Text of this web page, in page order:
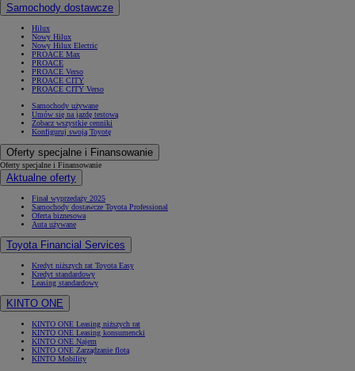
Samochody dostawcze
Hilux
Nowy Hilux
Nowy Hilux Electric
PROACE Max
PROACE
PROACE Verso
PROACE CITY
PROACE CITY Verso
Samochody używane
Umów się na jazdę testową
Zobacz wszystkie cenniki
Konfiguruj swoją Toyotę
Oferty specjalne i Finansowanie
Oferty specjalne i Finansowanie
Aktualne oferty
Finał wyprzedaży 2025
Samochody dostawcze Toyota Professional
Oferta biznesowa
Auta używane
Toyota Financial Services
Kredyt niższych rat Toyota Easy
Kredyt standardowy
Leasing standardowy
KINTO ONE
KINTO ONE Leasing niższych rat
KINTO ONE Leasing konsumencki
KINTO ONE Najem
KINTO ONE Zarządzanie flotą
KINTO Mobility